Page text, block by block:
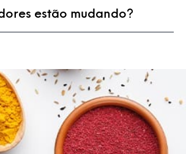
estão mudando?